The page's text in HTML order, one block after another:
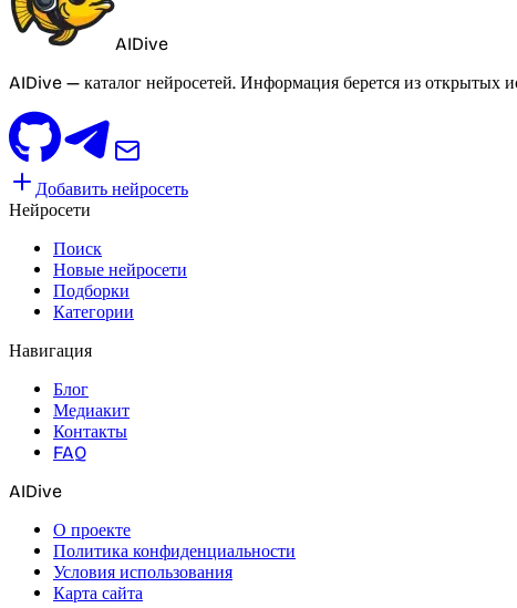
AIDive
AIDive — каталог нейросетей. Информация берется из открытых
Добавить нейросеть
Нейросети
Поиск
Новые нейросети
Подборки
Категории
Навигация
Блог
Медиакит
Контакты
FAQ
AIDive
О проекте
Политика конфиденциальности
Условия использования
Карта сайта